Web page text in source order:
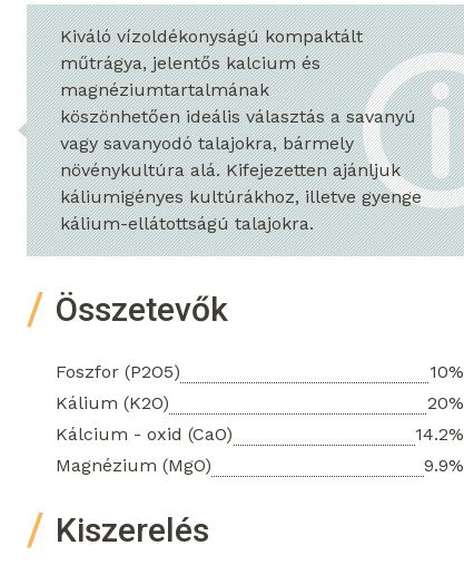
Kiváló vízoldékonyságú kompaktált
műtrágya, jelentős kalcium és
magnéziumtartalmának
köszönhetően ideális választás a savanyú
vagy savanyodó talajokra, bármely
növénykultúra alá. Kifejezetten ajánljuk
káliumigényes kultúrákhoz, illetve gyenge
kálium-ellátottságú talajokra.
Összetevők
Foszfor (P2O5)
10%
Kálium (K2O)
20%
Kálcium - oxid (CaO)
14.2%
Magnézium (MgO)
9.9%
Kiszerelés